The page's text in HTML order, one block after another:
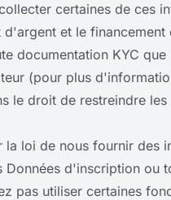
certaines de ces
et le
documentation KYC
(pour plus
le droit de restreindre
la loi de nous fournir des
Données d'inscription
pas utiliser certaines